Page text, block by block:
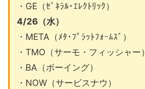
・GE（ｾﾞﾈﾗﾙ･ｴﾚｸﾄﾘｯｸ）
4/26（水）
・META（ﾒﾀ･ﾌﾟﾗｯﾄﾌｫｰﾑｽﾞ）
・TMO（サーモ・フィッシャー）
・BA（ボーイング）
・NOW（サービスナウ）